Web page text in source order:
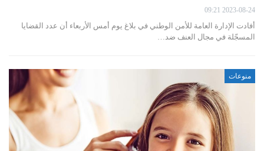
2023-08-24 09:21
أفادت الإدارة العامة للأمن الوطني في بلاغ يوم أمس الأربعاء أن عدد القضايا
المسجّلة في مجال العنف ضد…
منوعات